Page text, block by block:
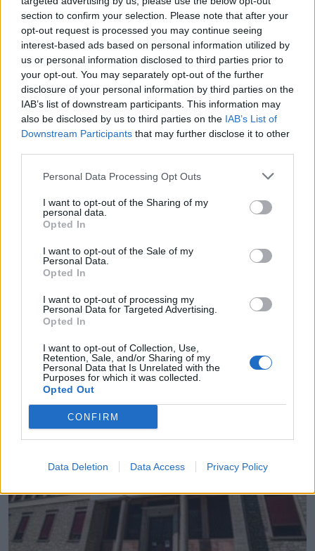
section to confirm your selection. Please note that after your
opt-out request is processed you may continue seeing
interest-based ads based on personal information utilized by
us or personal information disclosed to third parties prior to
your opt-out. You may separately opt-out of the further
disclosure of your personal information by third parties on the
IAB’s list of downstream participants. This information may
also be disclosed by us to third parties on the IAB’s List of
Downstream Participants that may further disclose it to other
Personal Data Processing Opt Outs
I want to opt-out of the Sharing of my
personal data.
Opted In
I want to opt-out of the Sale of my
Personal Data.
Opted In
I want to opt-out of processing my
Personal Data for Targeted Advertising.
Opted In
I want to opt-out of Collection, Use,
Retention, Sale, and/or Sharing of my
Personal Data that Is Unrelated with the
Purposes for which it was collected.
Opted Out
CONFIRM
Data Deletion Data Access Privacy Policy
19 εκ. ευρώ για έργα αγροτικής οδοποιίας στην
Ήπειρο
06.08.2026 - 10.30
Συνάντηση Καχριμάνη με δημάρχους για το
29.07.2026 - 09.11